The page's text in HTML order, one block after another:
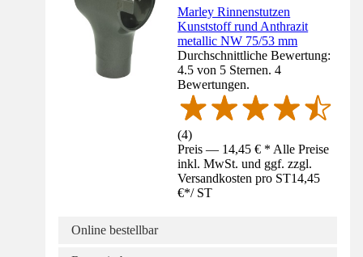
Marley Rinnenstutzen
Kunststoff rund Anthrazit
metallic NW 75/53 mm
Durchschnittliche Bewertung:
4.5 von 5 Sternen. 4
Bewertungen.
(4)
Preis — 14,45 € * Alle Preise
inkl. MwSt. und ggf. zzgl.
Versandkosten pro ST14,45
€*/ ST
Online bestellbar